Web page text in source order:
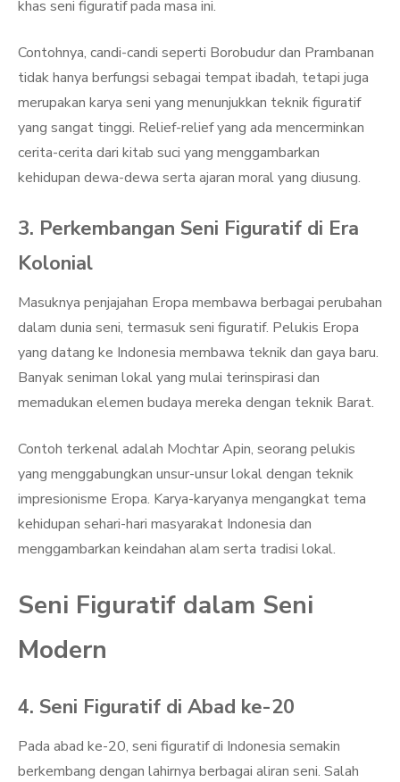
khas seni figuratif pada masa ini.
Contohnya, candi-candi seperti Borobudur dan Prambanan
tidak hanya berfungsi sebagai tempat ibadah, tetapi juga
merupakan karya seni yang menunjukkan teknik figuratif
yang sangat tinggi. Relief-relief yang ada mencerminkan
cerita-cerita dari kitab suci yang menggambarkan
kehidupan dewa-dewa serta ajaran moral yang diusung.
3. Perkembangan Seni Figuratif di Era
Kolonial
Masuknya penjajahan Eropa membawa berbagai perubahan
dalam dunia seni, termasuk seni figuratif. Pelukis Eropa
yang datang ke Indonesia membawa teknik dan gaya baru.
Banyak seniman lokal yang mulai terinspirasi dan
memadukan elemen budaya mereka dengan teknik Barat.
Contoh terkenal adalah Mochtar Apin, seorang pelukis
yang menggabungkan unsur-unsur lokal dengan teknik
impresionisme Eropa. Karya-karyanya mengangkat tema
kehidupan sehari-hari masyarakat Indonesia dan
menggambarkan keindahan alam serta tradisi lokal.
Seni Figuratif dalam Seni
Modern
4. Seni Figuratif di Abad ke-20
Pada abad ke-20, seni figuratif di Indonesia semakin
berkembang dengan lahirnya berbagai aliran seni. Salah